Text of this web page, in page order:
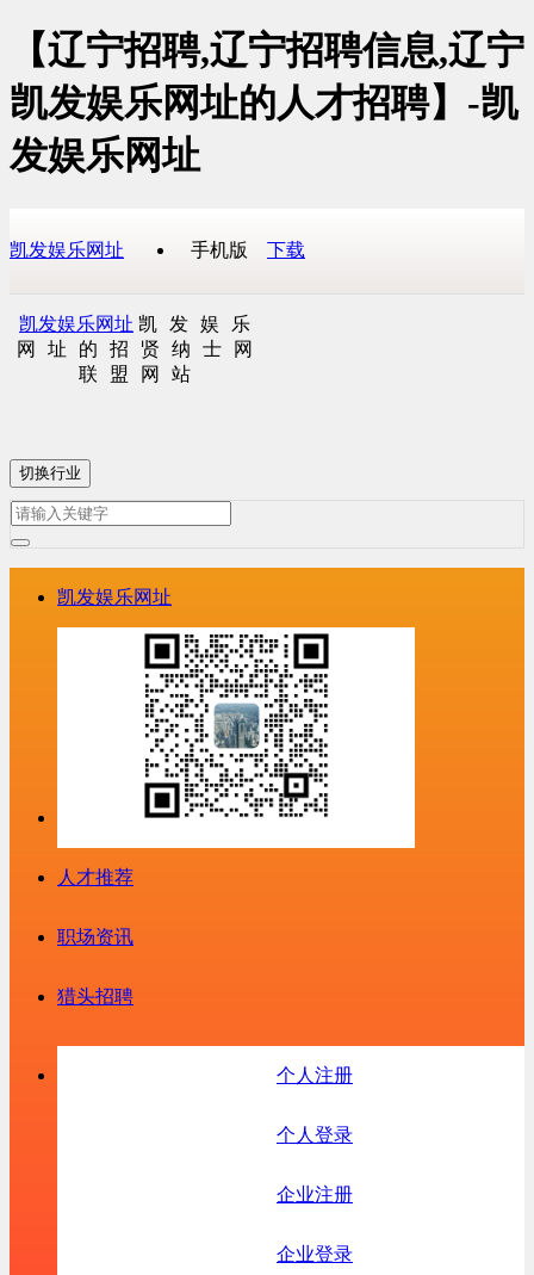
【辽宁招聘,辽宁招聘信息,辽宁
凯发娱乐网址的人才招聘】-凯
发娱乐网址
凯发娱乐网址 手机版 下载
凯发娱乐网址 凯发娱乐
网址的招贤纳士网
联盟网站
切换行业
凯发娱乐网址
人才推荐
职场资讯
猎头招聘
个人注册
个人登录
企业注册
企业登录